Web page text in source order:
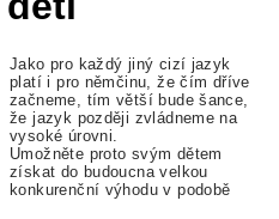
Jako pro každý jiný cizí jazyk
platí i pro němčinu, že čím dříve
začneme, tím větší bude šance,
že jazyk později zvládneme na
vysoké úrovni.
Umožněte proto svým dětem
získat do budoucna velkou
konkurenční výhodu v podobě